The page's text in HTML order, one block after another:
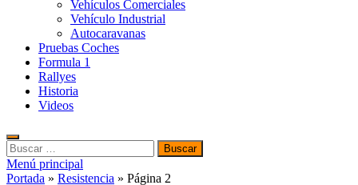
Vehículos Comerciales
Vehículo Industrial
Autocaravanas
Pruebas Coches
Formula 1
Rallyes
Historia
Videos
Buscar:
Menú principal
Portada » Resistencia » Página 2